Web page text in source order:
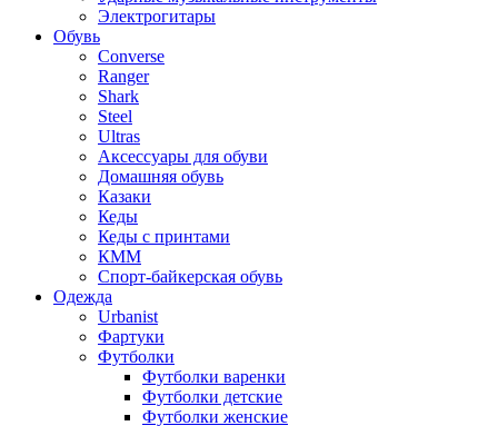
Электрогитары
Обувь
Converse
Ranger
Shark
Steel
Ultras
Аксессуары для обуви
Домашняя обувь
Казаки
Кеды
Кеды с принтами
КММ
Спорт-байкерская обувь
Одежда
Urbanist
Фартуки
Футболки
Футболки варенки
Футболки детские
Футболки женские